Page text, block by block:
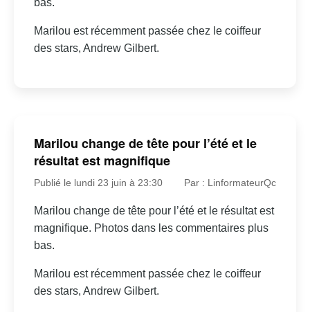
Marilou est récemment passée chez le coiffeur
des stars, Andrew Gilbert.
Marilou change de tête pour l’été et le
résultat est magnifique
Publié le lundi 23 juin à 23:30 Par : LinformateurQc
Marilou change de tête pour l’été et le résultat est
magnifique. Photos dans les commentaires plus
bas.
Marilou est récemment passée chez le coiffeur
des stars, Andrew Gilbert.